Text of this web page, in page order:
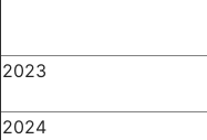
2023
2024